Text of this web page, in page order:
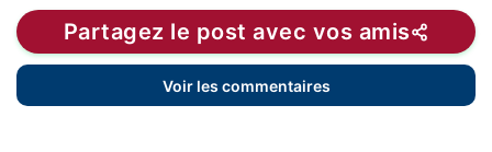
Partagez le post avec vos amis
Voir les commentaires